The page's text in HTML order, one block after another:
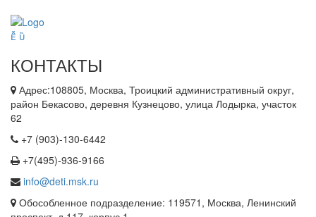
КОНТАКТЫ
Адрес:108805, Москва, Троицкий административный округ,
район Бекасово, деревня Кузнецово, улица Лодырка, участок
62
+7 (903)-130-6442
+7(495)-936-9166
info@deti.msk.ru
Обособленное подразделение: 119571, Москва, Ленинский